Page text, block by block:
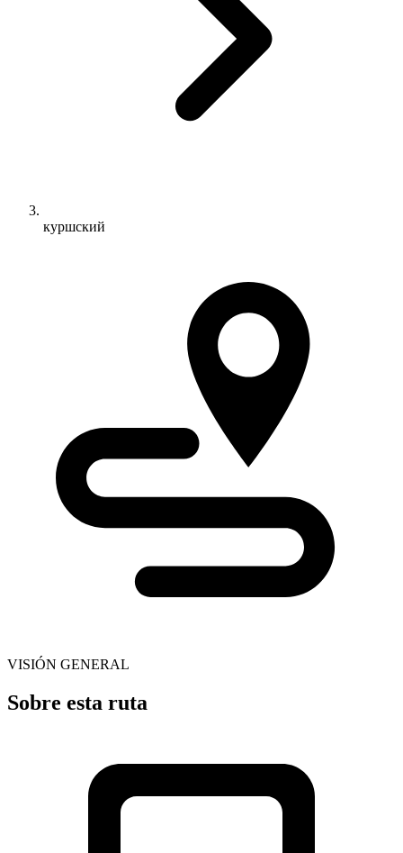
куршский
VISIÓN GENERAL
Sobre esta ruta